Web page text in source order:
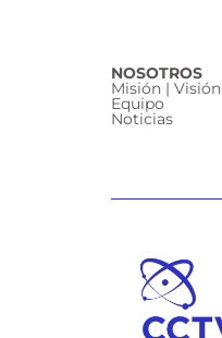
NOSOTROS
Misión | Visión
Equipo
Noticias